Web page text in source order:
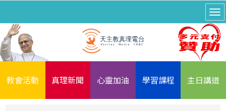
教會活動 真理新聞 心靈加油 學習課程 主日講道